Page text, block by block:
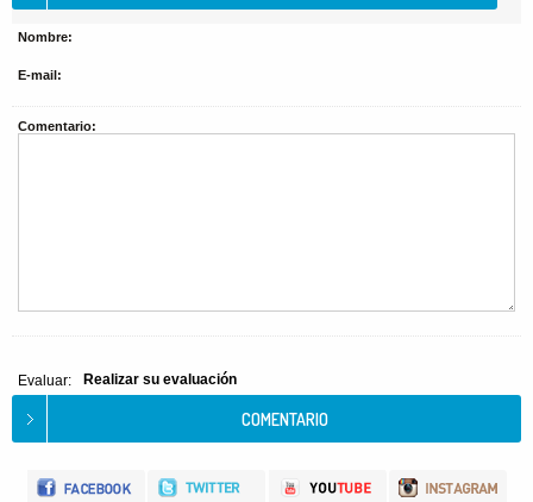
Nombre:
E-mail:
Comentario:
Evaluar: Realizar su evaluación